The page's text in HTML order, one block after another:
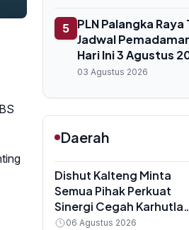
5 PLN Palangka
Jadwal
Hari Ini 3 Agustus
Rincian Jam dan
03 Agustus 2026
Daerah
Dishut Kalteng Minta
Semua Pihak Perkuat
Sinergi Cegah Karhutla
Saat Puncak Musim
06 Agustus 2026